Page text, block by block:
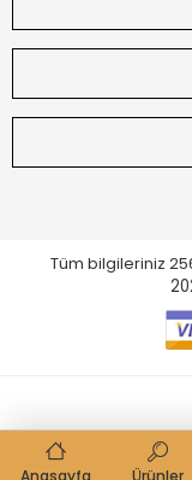
Tüm bilgileriniz
Anasayfa Ürünler